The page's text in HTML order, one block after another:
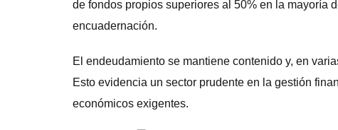
de fondos propios superiores al 50% en la mayoría
encuadernación.
El endeudamiento se mantiene contenido y, en
Esto evidencia un sector prudente en la gestión
económicos exigentes.